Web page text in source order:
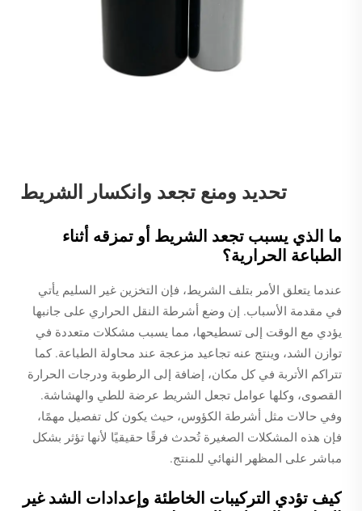
تحديد ومنع تجعد وانكسار الشريط
ما الذي يسبب تجعد الشريط أو تمزقه أثناء
الطباعة الحرارية؟
عندما يتعلق الأمر بتلف الشريط، فإن التخزين غير السليم يأتي
في مقدمة الأسباب. إن وضع أشرطة النقل الحراري على جانبها
يؤدي مع الوقت إلى تسطيحها، مما يسبب مشكلات متعددة في
توازن الشد، وينتج عنه تجاعيد مزعجة عند محاولة الطباعة. كما
تتراكم الأتربة في كل مكان، إضافة إلى الرطوبة ودرجات الحرارة
القصوى، وكلها عوامل تجعل الشريط عرضة للطي والهشاشة.
وفي حالات مثل أشرطة الكؤوس، حيث يكون كل تفصيل مهمًا،
فإن هذه المشكلات الصغيرة تُحدث فرقًا حقيقيًا لأنها تؤثر بشكل
مباشر على المظهر النهائي للمنتج.
كيف تؤدي التركيبات الخاطئة وإعدادات الشد غير